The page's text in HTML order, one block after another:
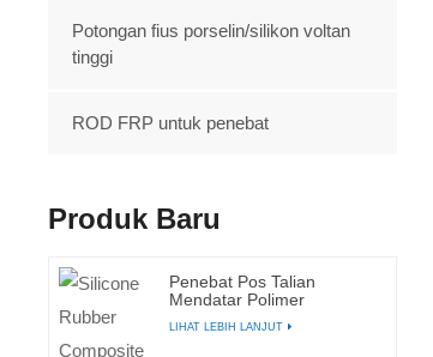
Potongan fius porselin/silikon voltan
tinggi
ROD FRP untuk penebat
Produk Baru
Penebat Pos Talian
Mendatar Polimer
LIHAT LEBIH LANJUT